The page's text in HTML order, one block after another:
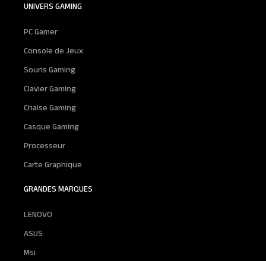
UNIVERS GAMING
PC Gamer
Console de Jeux
Souris Gaming
Clavier Gaming
Chaise Gaming
Casque Gaming
Processeur
Carte Graphique
GRANDES MARQUES
LENOVO
ASUS
Msi